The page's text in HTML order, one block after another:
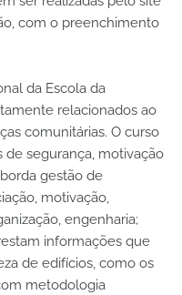
com o preenchimento
da Escola da
relacionados ao
comunitárias. O curso
de segurança, motivação
gestão de
motivação,
engenharia;
informações que
de edifícios, como os
metodologia